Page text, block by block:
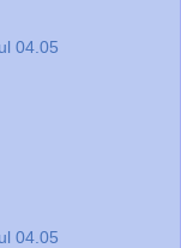
04.05
04.05